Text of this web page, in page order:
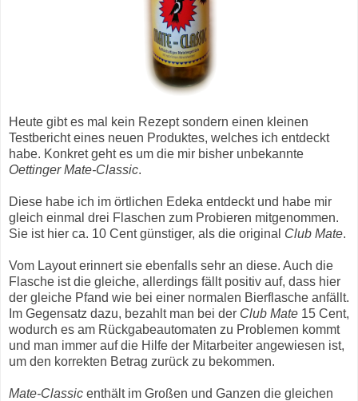
Heute gibt es mal kein Rezept sondern einen kleinen
Testbericht eines neuen Produktes, welches ich entdeckt
habe. Konkret geht es um die mir bisher unbekannte
Oettinger Mate-Classic.
Diese habe ich im örtlichen Edeka entdeckt und habe mir
gleich einmal drei Flaschen zum Probieren mitgenommen.
Sie ist hier ca. 10 Cent günstiger, als die original Club Mate.
Vom Layout erinnert sie ebenfalls sehr an diese. Auch die
Flasche ist die gleiche, allerdings fällt positiv auf, dass hier
der gleiche Pfand wie bei einer normalen Bierflasche anfällt.
Im Gegensatz dazu, bezahlt man bei der Club Mate 15 Cent,
wodurch es am Rückgabeautomaten zu Problemen kommt
und man immer auf die Hilfe der Mitarbeiter angewiesen ist,
um den korrekten Betrag zurück zu bekommen.
Mate-Classic enthält im Großen und Ganzen die gleichen